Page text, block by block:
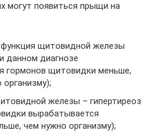
могут появиться прыщи на
щитовидной железы
данном диагнозе
гормонов щитовидки меньше,
железы – гипертиреоз
вырабатывается
чем нужно организму);